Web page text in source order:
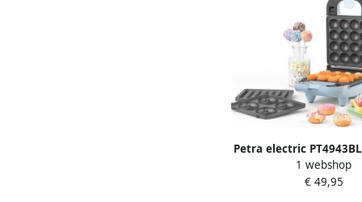
Petra electric
3 in 1 Wafelijzer (2
maker (4 donuts) en
1 webshop
€ 49,95